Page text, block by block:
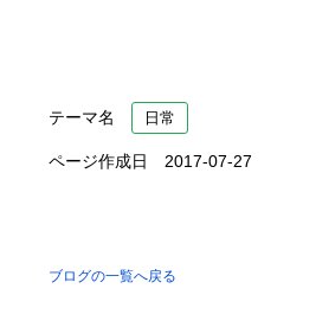
テーマ名 日常
ページ作成日 2017-07-27
ブログの一覧へ戻る